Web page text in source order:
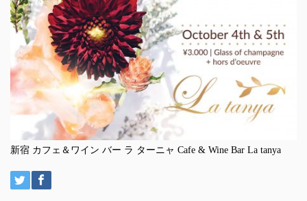
新宿 カフェ＆ワイン バー ラ ターニャ Cafe & Wine Bar La tanya